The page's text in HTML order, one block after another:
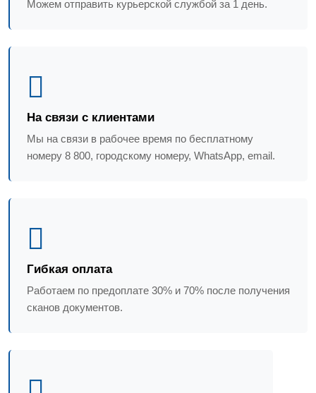
Можем отправить курьерской службой за 1 день.
На связи с клиентами
Мы на связи в рабочее время по бесплатному
номеру 8 800, городскому номеру, WhatsApp, email.
Гибкая оплата
Работаем по предоплате 30% и 70% после получения
сканов документов.